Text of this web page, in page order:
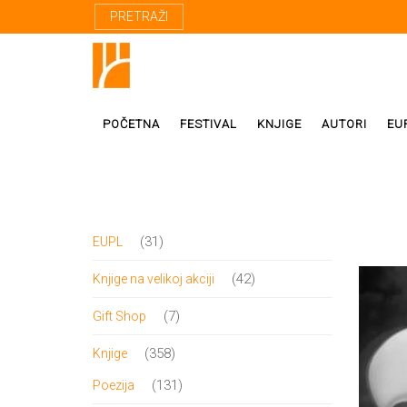
PRETRAŽI
POČETNA FESTIVAL KNJIGE AUTORI
EUPL 3131
Knjige na velikoj akciji 4242
Gift Shop 77
Knjige 358358
proizvoda
Poezija 131131